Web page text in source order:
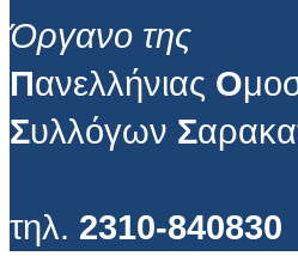
Όργανο της
Πανελλήνιας Ο
Συλλόγων Σ
τηλ. 2310-840830